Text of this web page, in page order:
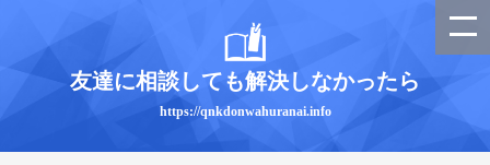
友達に相談しても解決しなかったら
https://qnkdonwahuranai.info